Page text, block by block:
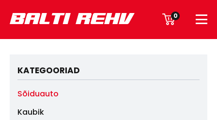
0
KATEGOORIAD
Sõiduauto
Kaubik